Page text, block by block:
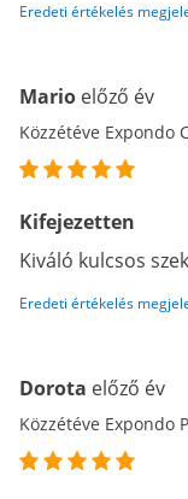
Eredeti értékelés
Mario előző év
Közzétéve Expondo
Kifejezetten
Kiváló kulcsos
Eredeti értékelés
Dorota előző év
Közzétéve Expondo